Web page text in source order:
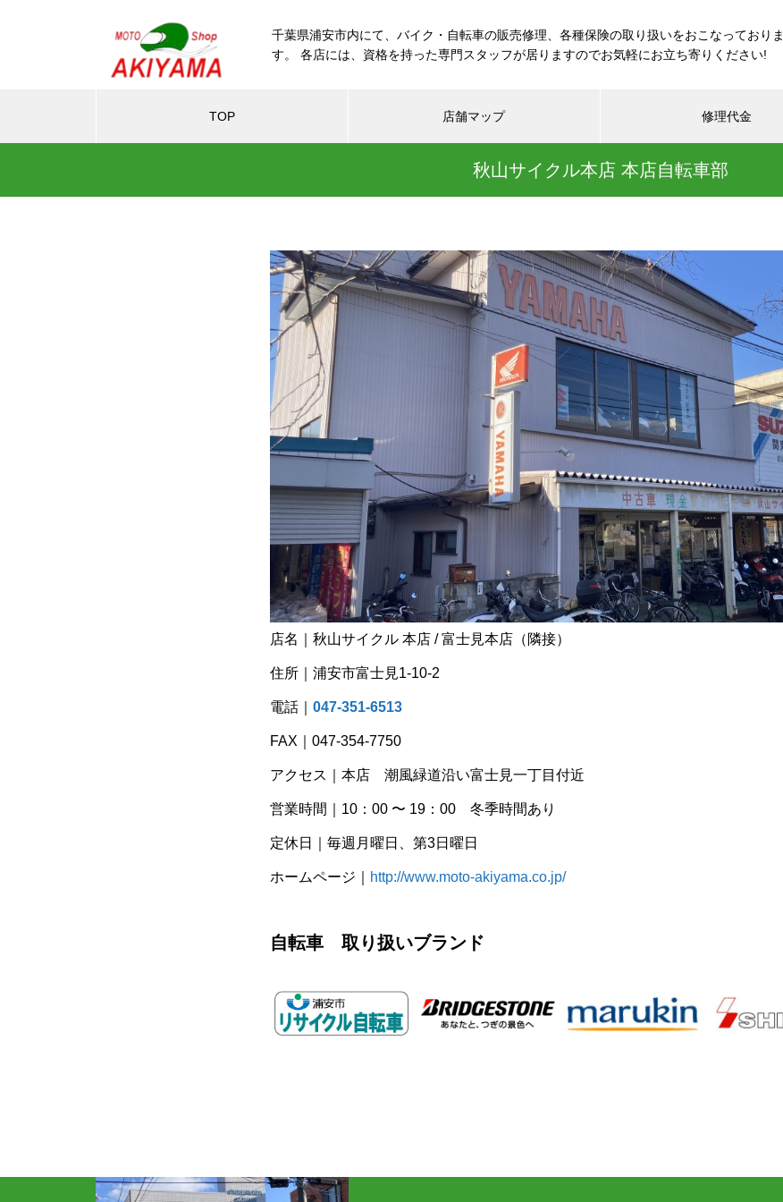
千葉県浦安市内にて、バイク・自転車の販売修理、各種保険の取り扱いをおこなっておりま
す。 各店には、資格を持った専門スタッフが居りますのでお気軽にお立ち寄りください!
TOP 店舗マップ 修理代金
秋山サイクル本店 本店自転車部
店名｜秋山サイクル 本店 / 富士見本店（隣接）
住所｜浦安市富士見1-10-2
電話｜ 047-351-6513
FAX｜047-354-7750
アクセス｜本店 潮風緑道沿い富士見一丁目付近
営業時間｜10：00 〜 19：00 冬季時間あり
定休日｜毎週月曜日、第3日曜日
ホームページ｜ http://www.moto-akiyama.co.jp/
自転車 取り扱いブランド